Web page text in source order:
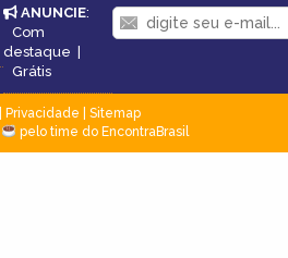
ANUNCIE:
Com
destaque |
Grátis
Privacidade
Sitemap
pelo time do EncontraBrasil